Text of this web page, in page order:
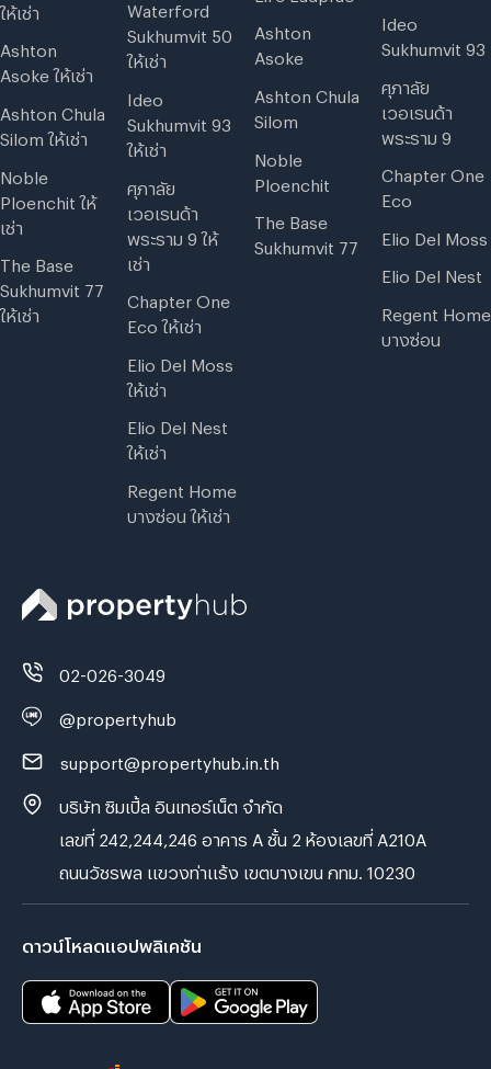
ให้เช่า
Ashton
Asoke ให้เช่า
Ashton Chula
Silom ให้เช่า
Noble
Ploenchit ให้
เช่า
The Base
Sukhumvit 77
ให้เช่า
Waterford
Sukhumvit 50
ให้เช่า
Ideo
Sukhumvit 93
ให้เช่า
ศุภาลัย
เวอเรนด้า
พระราม 9 ให้
เช่า
Chapter One
Eco ให้เช่า
Elio Del Moss
ให้เช่า
Elio Del Nest
ให้เช่า
Regent Home
บางซ่อน ให้เช่า
Ashton
Asoke
Ashton Chula
Silom
Noble
Ploenchit
The Base
Sukhumvit 77
Ideo
Sukhumvit 93
ศุภาลัย
เวอเรนด้า
พระราม 9
Chapter One
Eco
Elio Del Moss
Elio Del Nest
Regent Home
บางซ่อน
02-026-3049
@propertyhub
support@propertyhub.in.th
บริษัท ซิมเปิ้ล อินเทอร์เน็ต จำกัด
เลขที่ 242,244,246 อาคาร A ชั้น 2 ห้องเลขที่ A210A
ถนนวัชรพล แขวงท่าแร้ง เขตบางเขน กทม. 10230
ดาวน์โหลดแอปพลิเคชัน